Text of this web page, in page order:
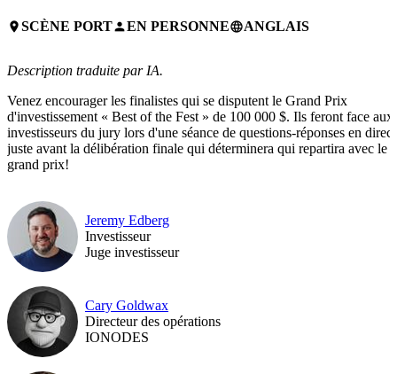
placeSCÈNE PORTpersonEN PERSONNElanguageANGLAIS
Description traduite par IA.
Venez encourager les finalistes qui se disputent le Grand Prix
d'investissement « Best of the Fest » de 100 000 $. Ils feront face aux
investisseurs du jury lors d'une séance de questions-réponses en
juste avant la délibération finale qui déterminera qui repartira avec le
grand prix!
Jeremy Edberg
Investisseur
Juge investisseur
Cary Goldwax
Directeur des opérations
IONODES